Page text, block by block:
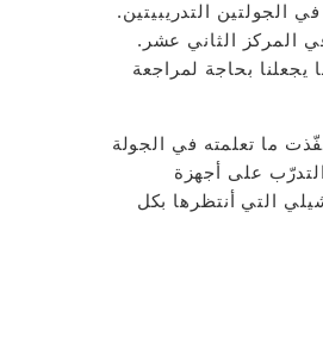
الجولتين التدريبيتين.
المركز الثاني عشر.
بحاجة لمراجعة
ما تعلمته في الجولة
على أجهزة
التي أنتظرها بكل